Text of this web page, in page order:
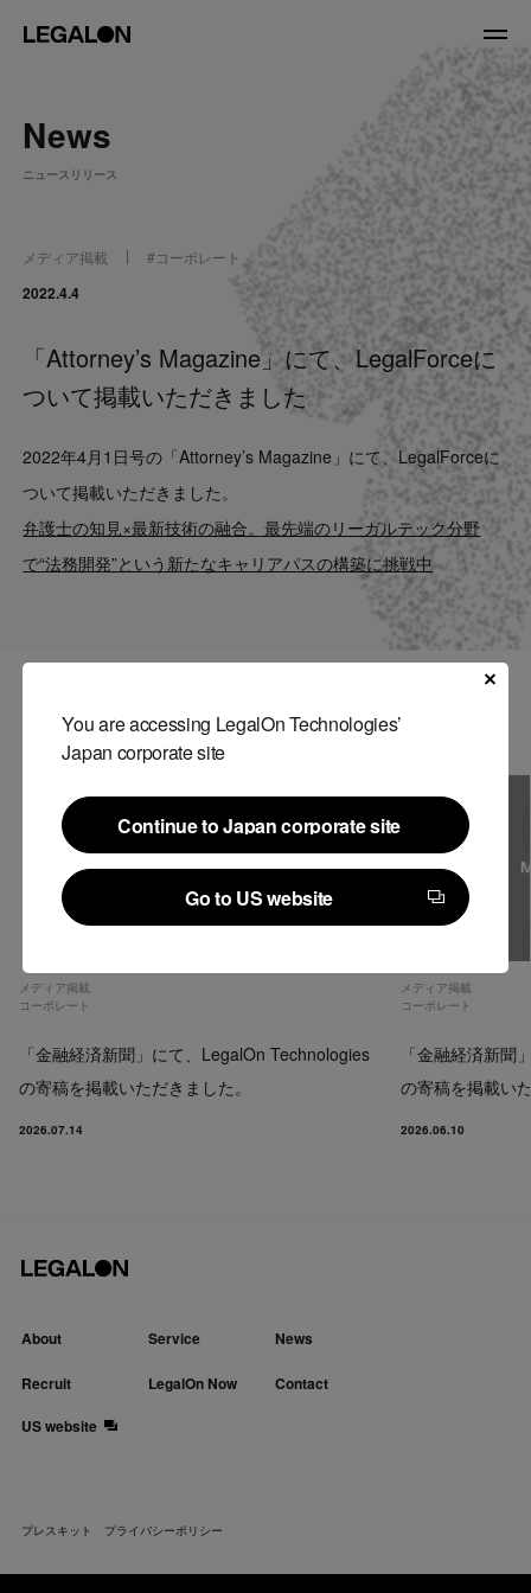
About
役員紹介
Service
News
LegalOn Now
Contact
You are accessing LegalOn Technologies’
Japan corporate site
Continue to Japan corporate site
Continue to Japan corporate site
Go to US website
Go to US website
News
ニュースリリース
メディア掲載 #コーポレート
2022.4.4
「Attorney’s Magazine」にて、LegalForceに
ついて掲載いただきました
2022年4月1日号の「Attorney’s Magazine」にて、LegalForceに
ついて掲載いただきました。
弁護士の知見×最新技術の融合。最先端のリーガルテック分野
で“法務開発”という新たなキャリアパスの構築に挑戦中
関連記事
メディア掲載
コーポレート
「金融経済新聞」にて、LegalOn Technologies
の寄稿を掲載いただきました。
2026.07.14
メディア掲載
コーポレート
「金融経済新聞
の寄稿を掲載い
2026.06.10
About Service News
Recruit LegalOn Now
Contact
US website
プレスキット プライバシーポリシー